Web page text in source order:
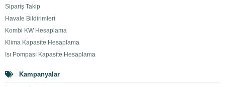
Sipariş Takip
Havale Bildirimleri
Kombi KW Hesaplama
Klima Kapasite Hesaplama
Isı Pompası Kapasite Hesaplama
Kampanyalar